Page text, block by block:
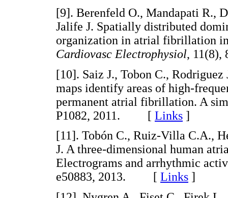
[9]. Berenfeld O., Mandapati R.,
Jalife J. Spatially distributed
organization in atrial fibrillation
Cardiovasc Electrophysiol,
[10]. Saiz J., Tobon C.,
maps identify areas of high-
permanent atrial fibrillation. A
P1082, 2011. [ Links ]
[11]. Tobón C., Ruiz-Villa C.A.,
J. A three-dimensional human
Electrograms and arrhythmic
e50883, 2013. [ Links ]